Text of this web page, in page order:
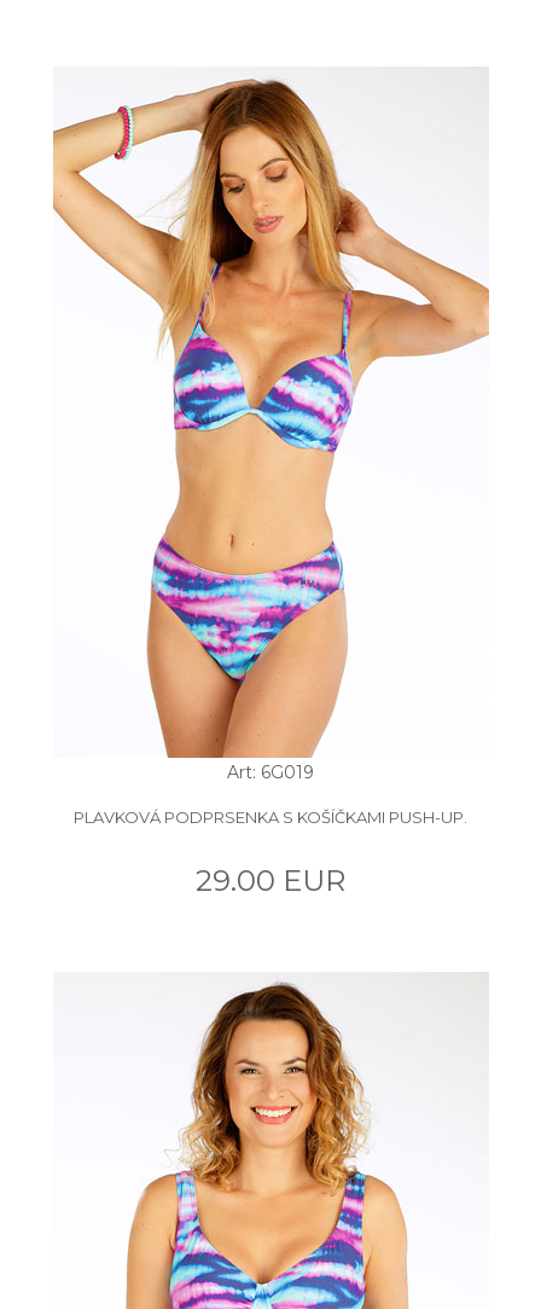
Art: 6G019
PLAVKOVÁ PODPRSENKA S KOŠÍČKAMI PUSH-UP.
29.00 EUR